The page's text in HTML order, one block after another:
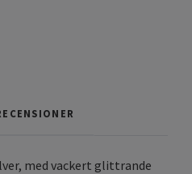
med vackert glittrande